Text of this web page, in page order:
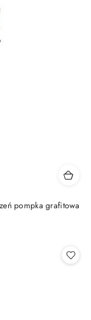
pompka grafitowa